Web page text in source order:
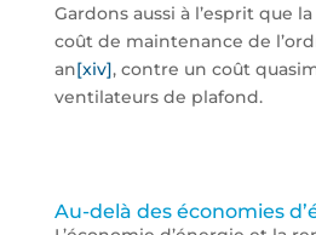
Gardons aussi à l’esprit que
coût de maintenance de
an[xiv], contre un coût
ventilateurs de plafond.
Au-delà des économies